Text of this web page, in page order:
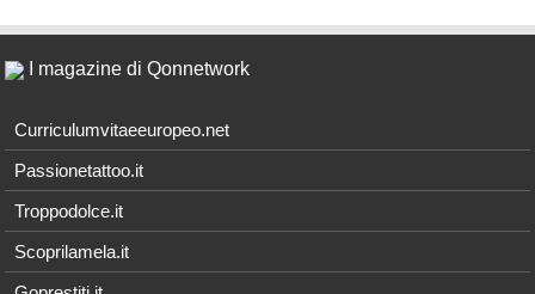
I magazine di Qonnetwork
Curriculumvitaeeuropeo.net
Passionetattoo.it
Troppodolce.it
Scoprilamela.it